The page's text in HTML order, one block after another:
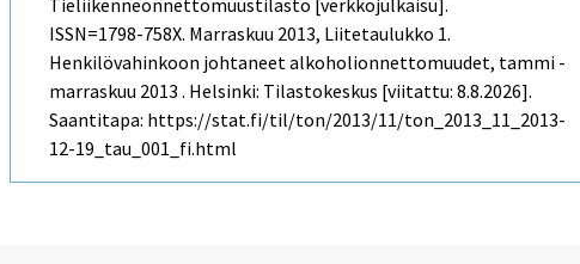
Tieliikenneonnettomuustilasto [verkkojulkaisu].
ISSN=1798-758X. Marraskuu 2013, Liitetaulukko 1.
Henkilövahinkoon johtaneet alkoholionnettomuudet, tammi -
marraskuu 2013 . Helsinki: Tilastokeskus [viitattu: 8.8.2026].
Saantitapa: https://stat.fi/til/ton/2013/11/ton_2013_11_2013-
12-19_tau_001_fi.html